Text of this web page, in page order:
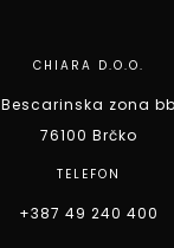
CHIARA D.O.O.
Bescarinska zona bb
76100 Brčko
TELEFON
+387 49 240 400